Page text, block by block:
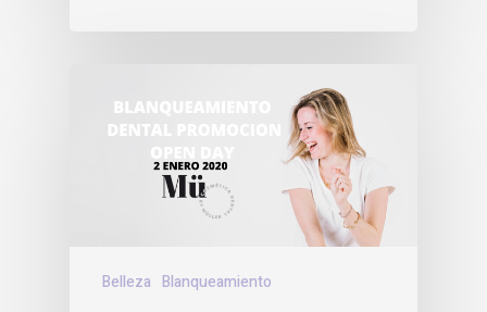
Belleza Blanqueamiento